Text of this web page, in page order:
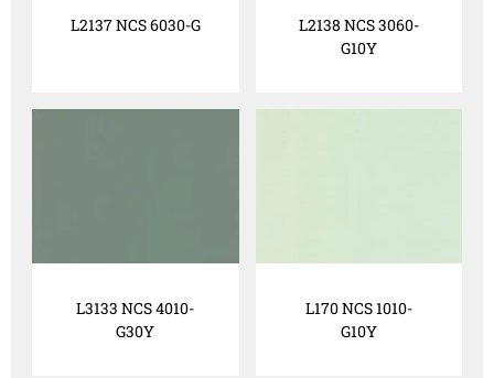
L2137 NCS 6030-G
L2138 NCS 3060-
G10Y
L3133 NCS 4010-
G30Y
L170 NCS 1010-
G10Y